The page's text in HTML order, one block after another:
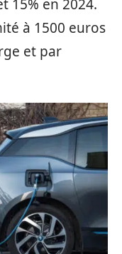
15% en 2024.
à 1500 euros
et par